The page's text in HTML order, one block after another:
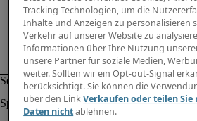
Tracking-Technologien, um die
Inhalte und Anzeigen zu personalisieren
Verkehr auf unserer Website zu
Informationen über Ihre Nutzung
unsere Partner für soziale Medien,
weiter. Sollten wir ein Opt-out-Signal
berücksichtigt. Sie können die
über den LinkVerkaufen oder teilen Sie
Daten nichtablehnen.